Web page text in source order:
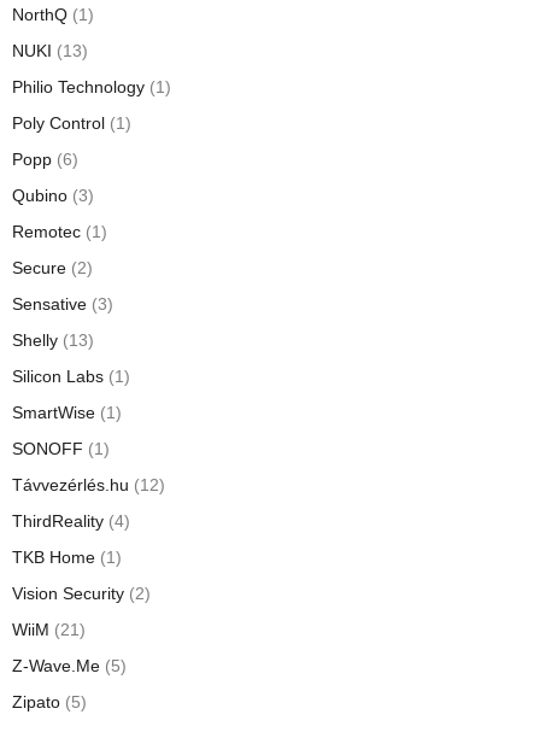
NorthQ (1)
NUKI (13)
Philio Technology (1)
Poly Control (1)
Popp (6)
Qubino (3)
Remotec (1)
Secure (2)
Sensative (3)
Shelly (13)
Silicon Labs (1)
SmartWise (1)
SONOFF (1)
Távvezérlés.hu (12)
ThirdReality (4)
TKB Home (1)
Vision Security (2)
WiiM (21)
Z-Wave.Me (5)
Zipato (5)